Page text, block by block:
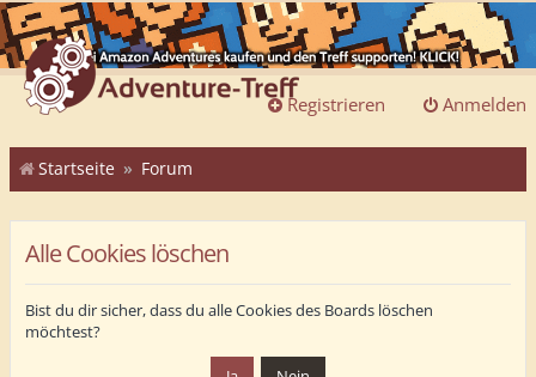
Anmelden
Registrieren
Startseite Forum
Alle Cookies löschen
Bist du dir sicher, dass du alle Cookies des Boards löschen
möchtest?